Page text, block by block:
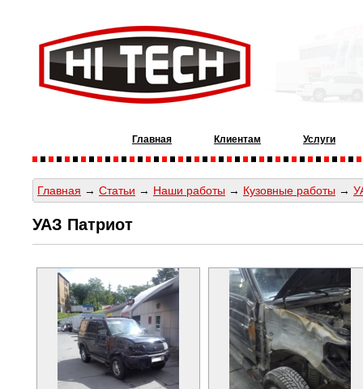
Главная Клиентам Услуги
Главная → Статьи → Наши работы → Кузовные работы →
УАЗ Патриот